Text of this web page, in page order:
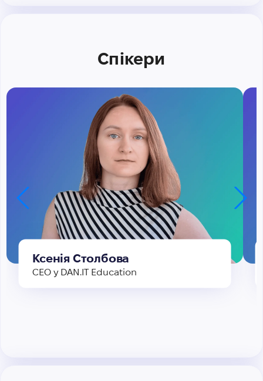
Спікери
Ксенія Столбова
CEO у DAN.IT Education